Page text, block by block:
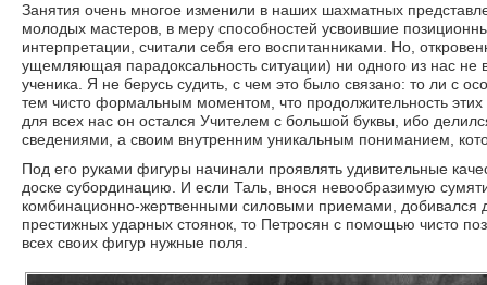
Занятия очень многое изменили в наших шахматных
молодых мастеров, в меру способностей усвоившие
интерпретации, считали себя его воспитанниками. Но,
ущемляющая парадоксальность ситуации) ни одного из нас не
ученика. Я не берусь судить, с чем это было связано: то ли с
тем чисто формальным моментом, что продолжительность этих
для всех нас он остался Учителем с большой буквы, ибо
сведениями, а своим внутренним уникальным пониманием,
Под его руками фигуры начинали проявлять удивительные
доске субординацию. И если Таль, внося невообразимую
комбинационно-жертвенными силовыми приемами, добивался
престижных ударных стоянок, то Петросян с помощью чисто
всех своих фигур нужные поля.